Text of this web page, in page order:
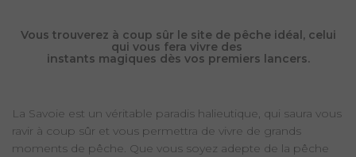
Vous trouverez à coup sûr le site de pêche idéal, celui
qui vous fera vivre des
instants magiques dès vos premiers lancers.
La Savoie est un véritable paradis halieutique, qui saura vous
ravir à coup sûr et vous permettra de vivre de grands
moments de pêche. Que vous soyez adepte de la pêche